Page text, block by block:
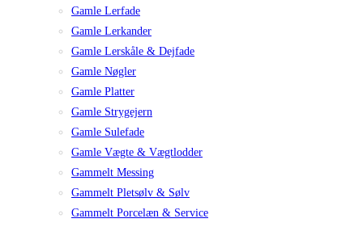
Gamle Lerfade
Gamle Lerkander
Gamle Lerskåle & Dejfade
Gamle Nøgler
Gamle Platter
Gamle Strygejern
Gamle Sulefade
Gamle Vægte & Vægtlodder
Gammelt Messing
Gammelt Pletsølv & Sølv
Gammelt Porcelæn & Service